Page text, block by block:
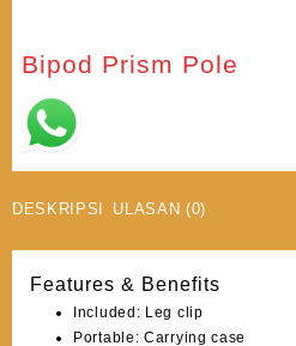
Bipod Prism Pole
DESKRIPSI ULASAN (0)
Features & Benefits
Included: Leg clip
Portable: Carrying case